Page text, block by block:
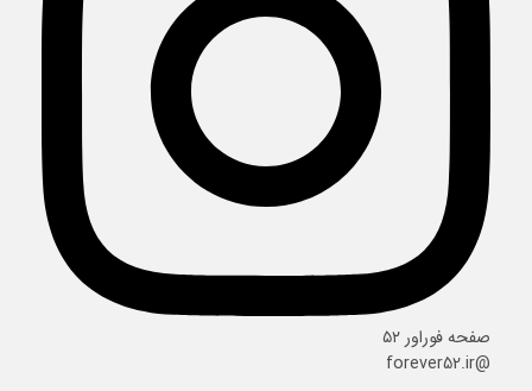
صفحه فوراور ۵۲
@forever52.ir